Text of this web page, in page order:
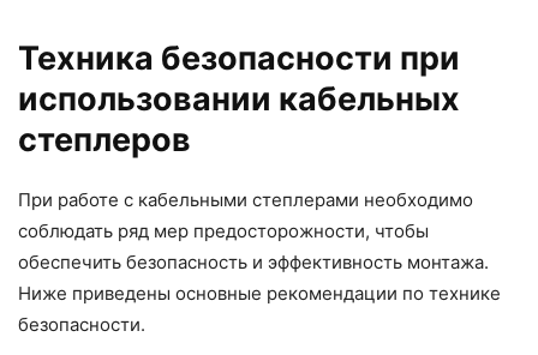
Техника безопасности при
использовании кабельных
степлеров
При работе с кабельными степлерами необходимо
соблюдать ряд мер предосторожности, чтобы
обеспечить безопасность и эффективность монтажа.
Ниже приведены основные рекомендации по технике
безопасности.